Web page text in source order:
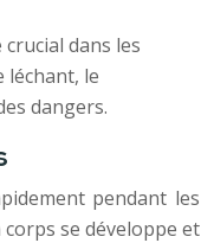
dans les
léchant, le
dangers.
pendant les
corps se développe et